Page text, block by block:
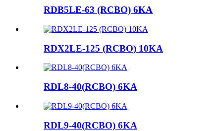
RDB5LE-63 (RCBO) 6KA
RDX2LE-125 (RCBO) 10KA
RDL8-40(RCBO) 6KA
RDL9-40(RCBO) 6KA